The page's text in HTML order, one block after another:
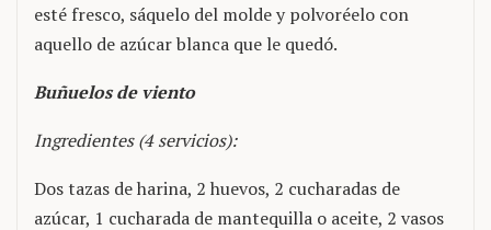
esté fresco, sáquelo del molde y polvoréelo con
aquello de azúcar blanca que le quedó.
Buñuelos de viento
Ingredientes (4 servicios):
Dos tazas de harina, 2 huevos, 2 cucharadas de
azúcar, 1 cucharada de mantequilla o aceite, 2 vasos